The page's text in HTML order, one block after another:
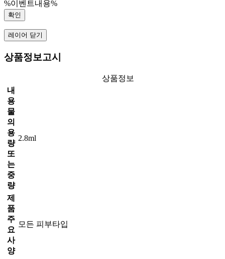
%이벤트내용%
확인
레이어 닫기
상품정보고시
상품정보
내
용
물
의
용
량
또
는
중
량
2.8ml
제
품
주
요
사
양
모든 피부타입